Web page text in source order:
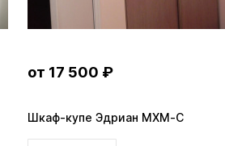
от 17 500 ₽
Шкаф-купе Эдриан MXM-C